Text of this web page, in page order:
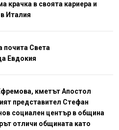
крачка в своята кариера и
Италия
почита Света
Евдокия
кметът Апостол
представител Стефан
социален център в община
отличи общината като